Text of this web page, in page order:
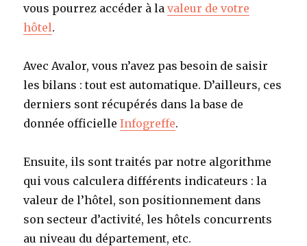
vous pourrez accéder à lavaleur de votre
hôtel.
Avec Avalor, vous n’avez pas besoin de saisir
les bilans : tout est automatique. D’ailleurs, ces
derniers sont récupérés dans la base de
donnée officielleInfogreffe.
Ensuite, ils sont traités par notre algorithme
qui vous calculera différents indicateurs : la
valeur de l’hôtel, son positionnement dans
son secteur d’activité, les hôtels concurrents
au niveau du département, etc.